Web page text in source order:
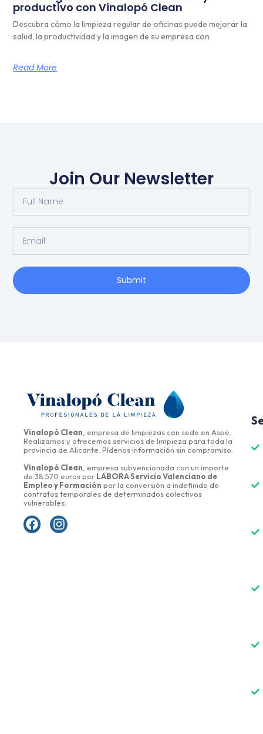
productivo con Vinalopó Clean
Descubra cómo la limpieza regular de oficinas puede mejorar la
salud, la productividad y la imagen de su empresa con
Read More
Join Our Newsletter
Submit
Vinalopó Clean, empresa de limpiezas con sede en Aspe.
Realizamos y ofrecemos servicios de limpieza para toda la
provincia de Alicante. Pídenos información sin compromiso.
Vinalopó Clean , empresa subvencionada con un importe
de 38.570 euros por LABORA Servicio Valenciano de
Empleo y Formación por la conversión a indefinido de
contratos temporales de determinados colectivos
vulnerables.